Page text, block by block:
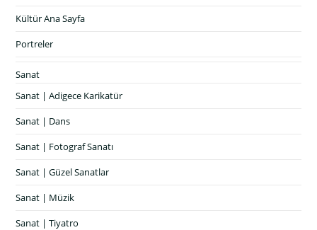
Kültür Ana Sayfa
Portreler
Sanat
Sanat | Adigece Karikatür
Sanat | Dans
Sanat | Fotograf Sanatı
Sanat | Güzel Sanatlar
Sanat | Müzik
Sanat | Tiyatro